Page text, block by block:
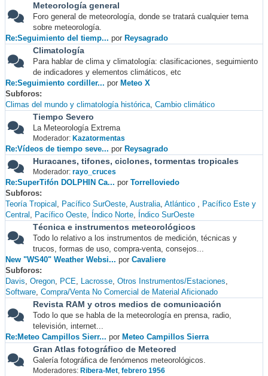
Meteorología general
Foro general de meteorología, donde se tratará cualquier tema
sobre meteorología.
Re:Seguimiento del tiemp... por Reysagrado
Climatología
Para hablar de clima y climatología: clasificaciones, seguimiento
de indicadores y elementos climáticos, etc
Re:Seguimiento cordiller... por Meteo X
Subforos
Climas del mundo y climatología histórica Cambio climático
Tiempo Severo
La Meteorología Extrema
Moderador: Kazatormentas
Re:Vídeos de tiempo seve... por Reysagrado
Huracanes, tifones, ciclones, tormentas tropicales
Moderador: rayo_cruces
Re:SuperTifón DOLPHIN Ca... por Torrelloviedo
Subforos
Teoría Tropical
Pacífico SurOeste Australia Atlántico
Pacífico Este y
Central
Pacífico Oeste Índico Norte Índico SurOeste
Técnica e instrumentos meteorológicos
Todo lo relativo a los instrumentos de medición, técnicas y
trucos, formas de uso, compra-venta, consejos...
New "WS40" Weather Websi... por Cavaliere
Subforos
Davis Oregon PCE Lacrosse Otros Instrumentos/Estaciones
Software Compra/Venta No Comercial de Material Aficionado
Revista RAM y otros medios de comunicación
Todo lo que se habla de la meteorología en prensa, radio,
televisión, internet...
Re:Meteo Campillos Sierr... por Meteo Campillos Sierra
Gran Atlas fotográfico de Meteored
Galería fotográfica de fenómenos meteorológicos.
Moderadores: Ribera-Met, febrero 1956